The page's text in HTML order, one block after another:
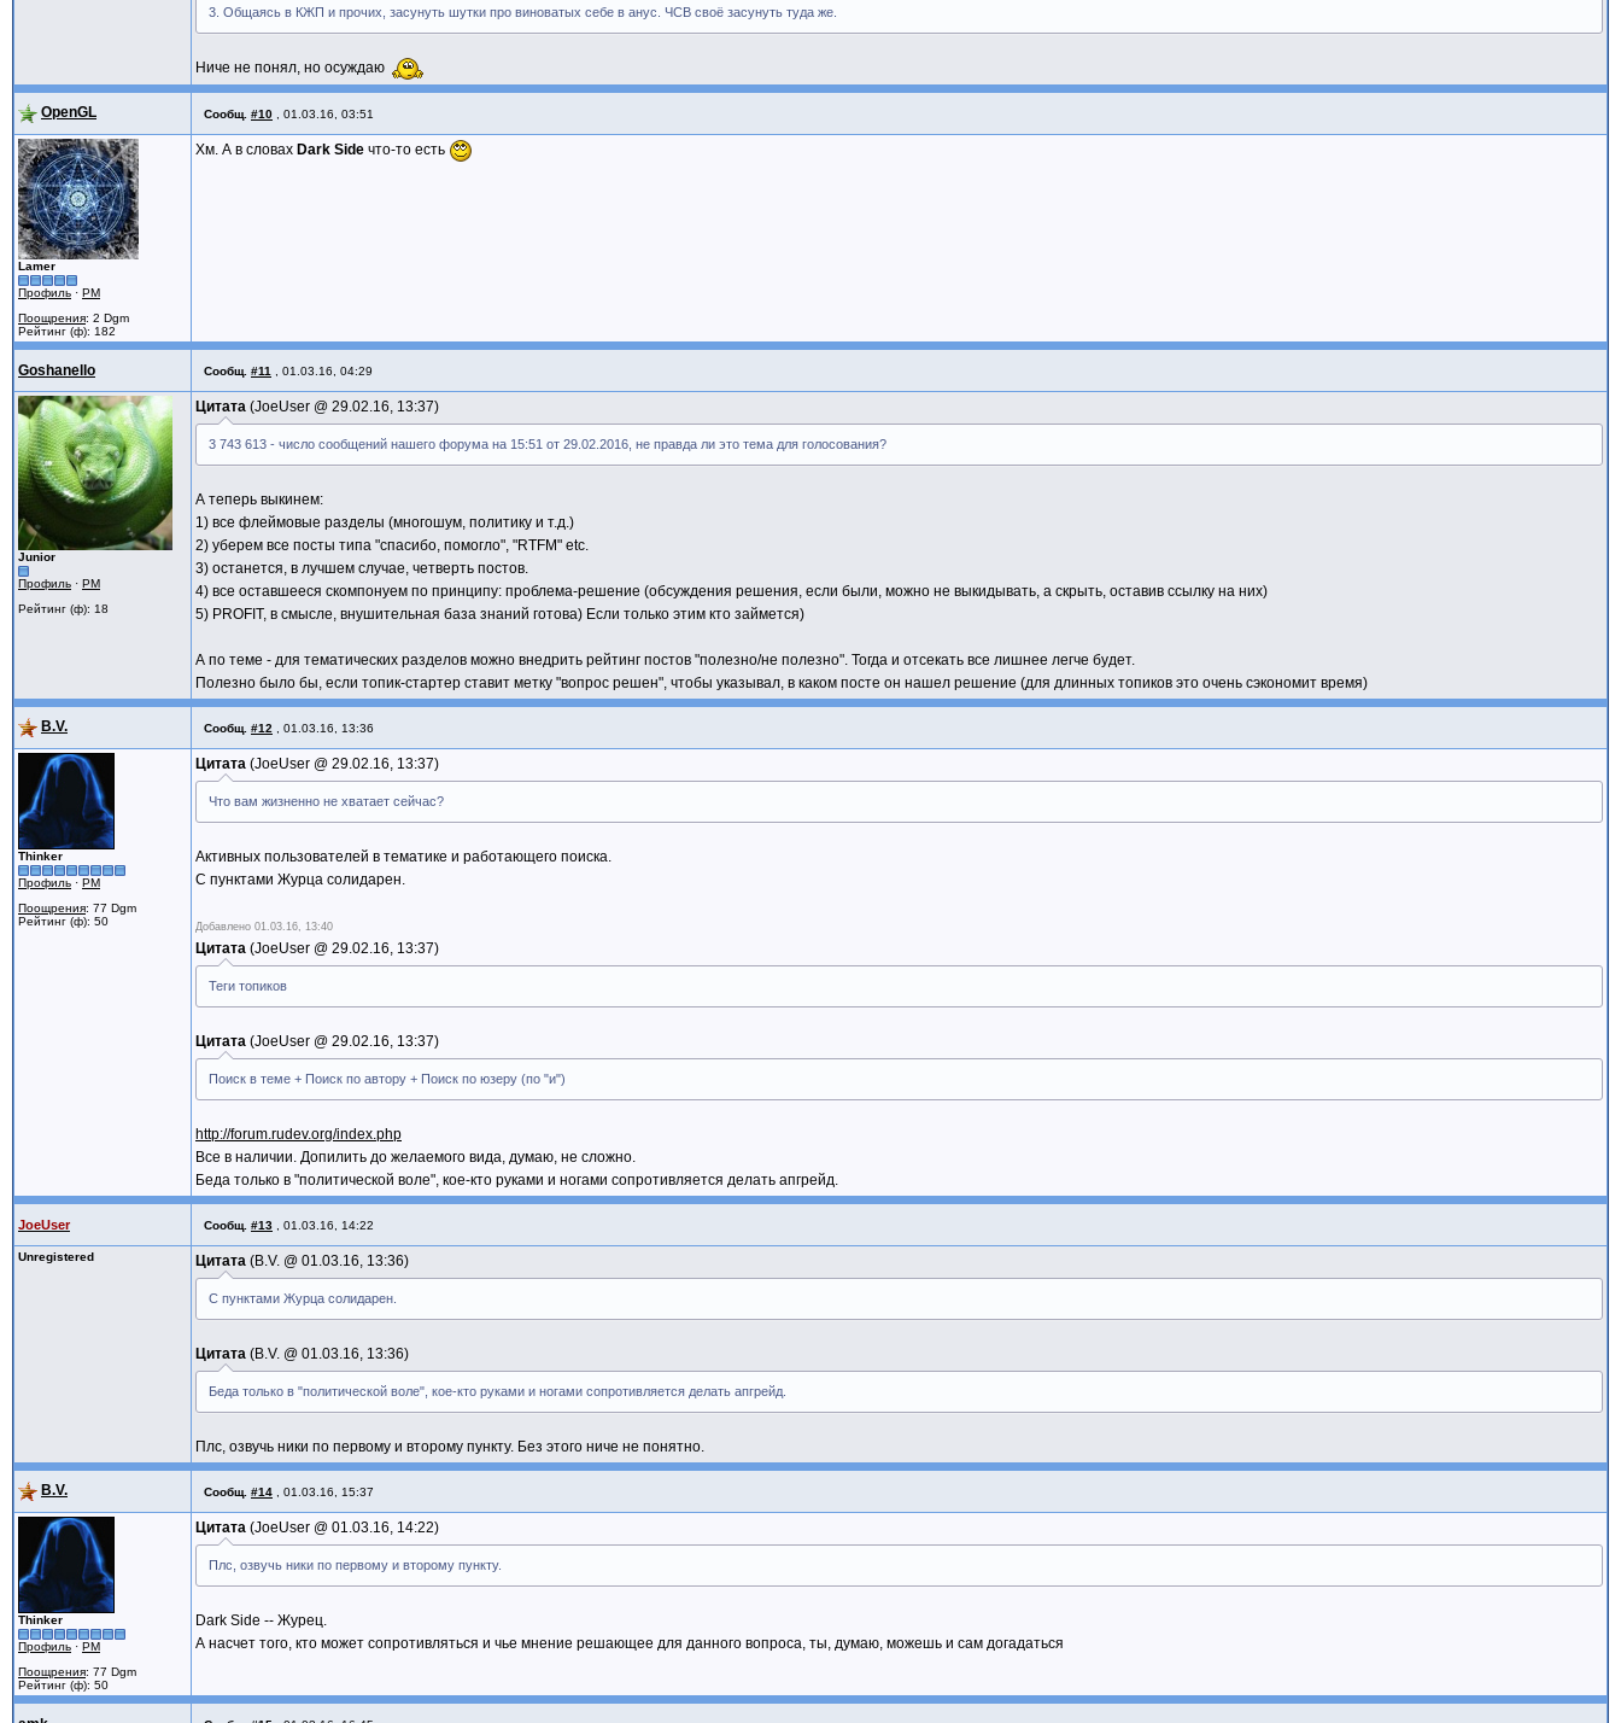
3. Общаясь в КЖП и прочих, засунуть шутки про виноватых себе в анус. ЧСВ своё засунуть туда же.
Ниче не понял, но осуждаю
OpenGL Сообщ. #10 01.03.16, 03:51
Lamer
Профиль · PM
Поощрения: 2 Dgm
Рейтинг (ф): 182
Хм. А в словах Dark Side что-то есть
Goshanello Сообщ. #11 01.03.16, 04:29
Junior
Профиль · PM
Рейтинг (ф): 18
Цитата JoeUser @ 29.02.16, 13:37
3 743 613 - число сообщений нашего форума на 15:51 от 29.02.2016, не правда ли это тема для голосования?
А теперь выкинем:
1) все флеймовые разделы (многошум, политику и т.д.)
2) уберем все посты типа "спасибо, помогло", "RTFM" etc.
3) останется, в лучшем случае, четверть постов.
4) все оставшееся скомпонуем по принципу: проблема-решение (обсуждения решения, если были, можно не выкидывать, а скрыть, оставив ссылку на них)
5) PROFIT, в смысле, внушительная база знаний готова) Если только этим кто займется)
А по теме - для тематических разделов можно внедрить рейтинг постов "полезно/не полезно". Тогда и отсекать все лишнее легче будет.
Полезно было бы, если топик-стартер ставит метку "вопрос решен", чтобы указывал, в каком посте он нашел решение (для длинных топиков это очень сэкономит время)
B.V. Сообщ. #12 01.03.16, 13:36
Thinker
Профиль · PM
Поощрения: 77 Dgm
Рейтинг (ф): 50
Цитата JoeUser @ 29.02.16, 13:37
Что вам жизненно не хватает сейчас?
Активных пользователей в тематике и работающего поиска.
С пунктами Журца солидарен.
Добавлено 01.03.16, 13:40
Цитата JoeUser @ 29.02.16, 13:37
Теги топиков
Цитата JoeUser @ 29.02.16, 13:37
Поиск в теме + Поиск по автору + Поиск по юзеру (по "и")
http://forum.rudev.org/index.php
Все в наличии. Допилить до желаемого вида, думаю, не сложно.
Беда только в "политической воле", кое-кто руками и ногами сопротивляется делать апгрейд.
JoeUser Сообщ. #13 01.03.16, 14:22
Unregistered Цитата B.V. @ 01.03.16, 13:36
С пунктами Журца солидарен.
Цитата B.V. @ 01.03.16, 13:36
Беда только в "политической воле", кое-кто руками и ногами сопротивляется делать апгрейд.
Плс, озвучь ники по первому и второму пункту. Без этого ниче не понятно.
B.V. Сообщ. #14 01.03.16, 15:37
Thinker
Профиль · PM
Поощрения: 77 Dgm
Рейтинг (ф): 50
Цитата JoeUser @ 01.03.16, 14:22
Плс, озвучь ники по первому и второму пункту.
Dark Side -- Журец.
А насчет того, кто может сопротивляться и чье мнение решающее для данного вопроса, ты, думаю, можешь и сам догадаться